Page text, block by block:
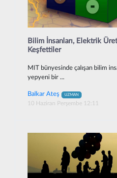
Bilim İnsanları, Elektrik
Keşfettiler
MIT bünyesinde çalışan bilim
yepyeni bir ...
Balkar Ateş UZMAN
10 Haziran Perşembe 12:11